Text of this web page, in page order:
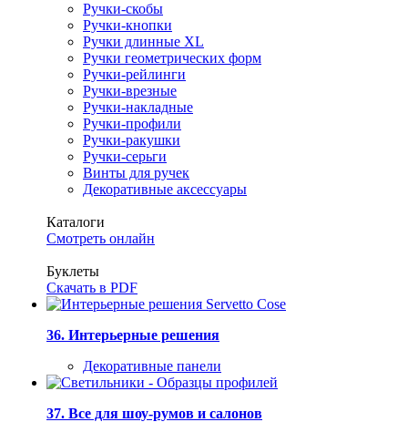
Ручки-скобы
Ручки-кнопки
Ручки длинные XL
Ручки геометрических форм
Ручки-рейлинги
Ручки-врезные
Ручки-накладные
Ручки-профили
Ручки-ракушки
Ручки-серьги
Винты для ручек
Декоративные аксессуары
Каталоги
Смотреть онлайн
Буклеты
Скачать в PDF
36. Интерьерные решения
Декоративные панели
37. Все для шоу-румов и салонов